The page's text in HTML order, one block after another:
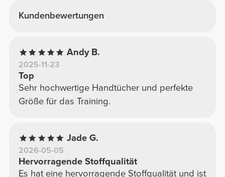
Kundenbewertungen
Andy B.
2025-11-23
Top
Sehr hochwertige Handtücher und perfekte
Größe für das Training.
Jade G.
2026-05-05
Hervorragende Stoffqualität
Es hat eine hervorragende Stoffqualität und ist